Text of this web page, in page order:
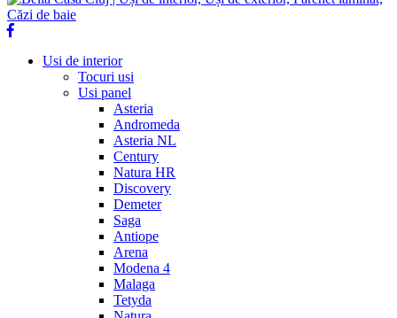
Usi de interior
Tocuri usi
Usi panel
Asteria
Andromeda
Asteria NL
Century
Natura HR
Discovery
Demeter
Saga
Antiope
Arena
Modena 4
Malaga
Tetyda